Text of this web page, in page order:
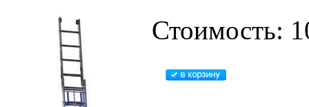
Стоимость: